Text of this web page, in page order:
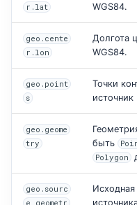
r.lat
WGS84.
geo.cente
r.lon
Долгота
WGS84.
geo.point
s
Точки
источник
geo.geome
try
быть
Polygon
geo.sourc
e_geometr